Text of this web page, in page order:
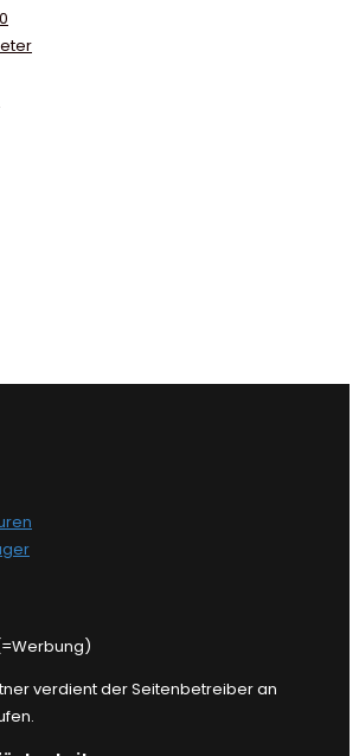
verdient der Seitenbetreiber an